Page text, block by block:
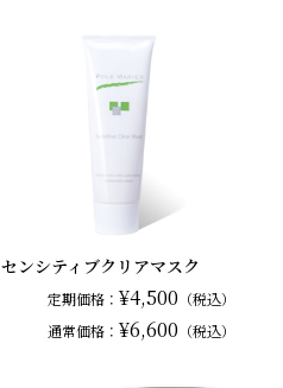
センシティブクリアマスク
定期価格： ¥4,500 （税込）
通常価格： ¥6,600 （税込）